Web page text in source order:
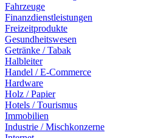
Fahrzeuge
Finanzdienstleistungen
Freizeitprodukte
Gesundheitswesen
Getränke / Tabak
Halbleiter
Handel / E-Commerce
Hardware
Holz / Papier
Hotels / Tourismus
Immobilien
Industrie / Mischkonzerne